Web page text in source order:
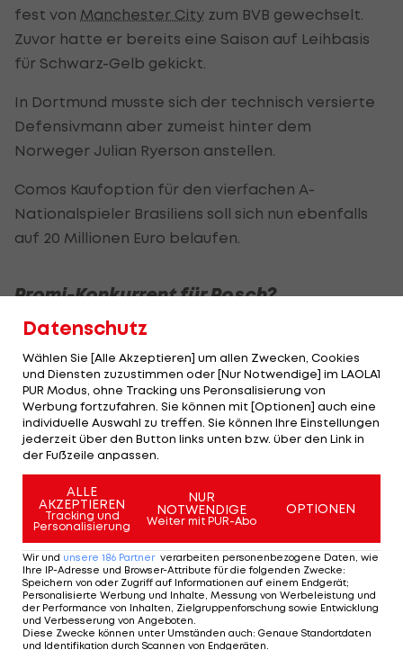
fest von Manchester City zum BVB gewechselt.
Zuvor hatte er bereits eine Saison auf Leihbasis
für Schwarz-Gelb gekickt.
In Dortmund musste sich der technisch versierte
Defensivmann aber zumeist hinter dem
Norweger Julian Ryerson anstellen.
Comos Kaufoption für den vierfachen A-
Nationalspieler Brasiliens soll sich nun ebenfalls
auf 20 Millionen Euro belaufen.
Promi-Konkurrent für Posch?
FürStefan Posch, der im vergangenen Frühjahr an
den deutschen Bundesligisten Mainz 05 verliehen
war, würde der Couto-Deal namhafte Konkurrenz
bedeuten.
Die Zukunft des Steirers ist offiziell noch nicht
geklärt, der 29-jährige Abwehr-Allrounder hat im
Norden Italiens noch einen Vertrag bis Sommer
2029.
Mit Ignace van der Brempt steht ein ehemaliger
Red-Bull-Salzburg-Spieler und Rechtsverteidiger
im Kader der Mannschaft von Chefcoach Cesc
Fabregas.
Datenschutz
Wählen Sie [Alle Akzeptieren] um allen Zwecken, Cookies
und Diensten zuzustimmen oder [Nur Notwendige] im LAOLA1
PUR Modus, ohne Tracking uns Peronsalisierung von
Werbung fortzufahren. Sie können mit [Optionen] auch eine
individuelle Auswahl zu treffen. Sie können Ihre Einstellungen
jederzeit über den Button links unten bzw. über den Link in
der Fußzeile anpassen.
ALLE
AKZEPTIEREN
Tracking und
Personalisierung
NUR
NOTWENDIGE
Weiter mit PUR-Abo
OPTIONEN
Wir und unsere 186 Partner verarbeiten personenbezogene Daten, wie
Ihre IP-Adresse und Browser-Attribute für die folgenden Zwecke:
Speichern von oder Zugriff auf Informationen auf einem Endgerät;
Personalisierte Werbung und Inhalte, Messung von Werbeleistung und
der Performance von Inhalten, Zielgruppenforschung sowie Entwicklung
und Verbesserung von Angeboten.
Diese Zwecke können unter Umständen auch: Genaue Standortdaten
und Identifikation durch Scannen von Endgeräten.